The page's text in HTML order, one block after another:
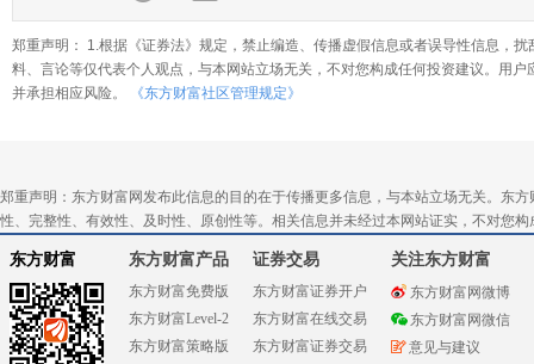
郑重声明： 1.根据《证券法》规定，禁止编造、传播虚假信息或者误导性信息，
料、言论等仅代表个人观点，与本网站立场无关，不对您构成任何投资建议。用
并承担相应风险。
《东方财富社区管理规定》
郑重声明：东方财富网发布此信息的目的在于传播更多信息，与本站立场无关。东
性、完整性、有效性、及时性、原创性等。相关信息并未经过本网站证实，不对您
东方财富 东方财富产品
东方财富免费版
东方财富Level-2
东方财富策略版
证券交易
东方财富证券开户
东方财富在线交易
东方财富证券交易
关注东方财富
东方财富网微博
东方财富网微信
意见与建议